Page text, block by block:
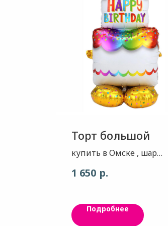
Торт большой
купить в Омске , шар
1,3 метра
Большой объемный
фольгированный шар
1 650 р.
Подробнее